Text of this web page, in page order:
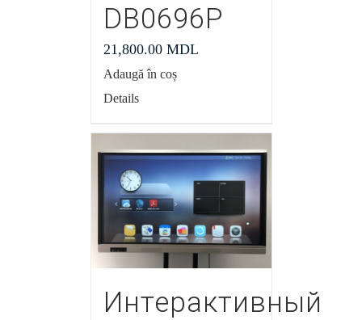
DB0696P
21,800.00 MDL
Adaugă în coș
Details
Интерактивный